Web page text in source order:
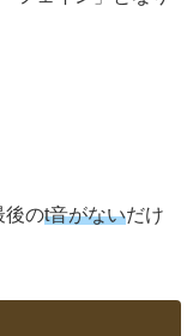
後のt音がないだけ